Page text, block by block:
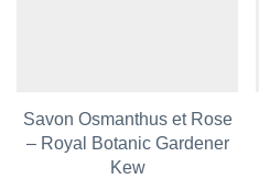
Savon Osmanthus et Rose
– Royal Botanic Gardener
Kew
Ajouter aux favoris